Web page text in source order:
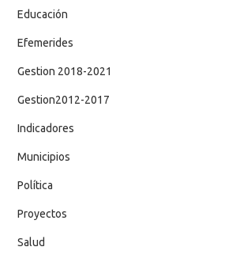
Educación
Efemerides
Gestion 2018-2021
Gestion2012-2017
Indicadores
Municipios
Política
Proyectos
Salud